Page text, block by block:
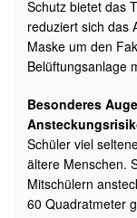
Schutz bietet das
reduziert sich das
Maske um den
Belüftungsanlage
Besonderes
Schüler viel
ältere Menschen.
Mitschülern
60 Quadratmeter